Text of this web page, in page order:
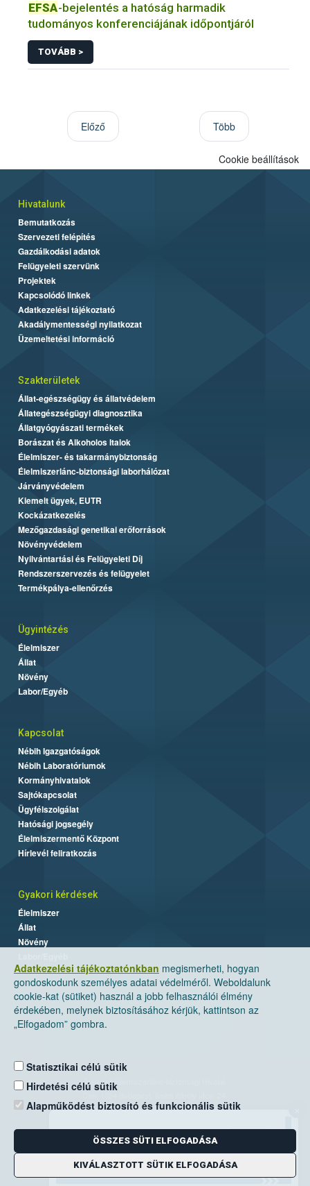
EFSA-bejelentés a hatóság harmadik
tudományos konferenciájának időpontjáról
TOVÁBB >
Előző Több
Adatkezelési tájékoztatónkban megismerheti, hogyan
gondoskodunk személyes adatai védelméről. Weboldalunk
cookie-kat (sütiket) használ a jobb felhasználói élmény
érdekében, melynek biztosításához kérjük, kattintson az
„Elfogadom” gombra.
Statisztikai célú sütik
Hirdetési célú sütik
Alapműködést biztosító és funkcionális sütik
ÖSSZES SÜTI ELFOGADÁSA
KIVÁLASZTOTT SÜTIK ELFOGADÁSA
Cookie beállítások
Hivatalunk
Bemutatkozás
Szervezeti felépítés
Gazdálkodási adatok
Felügyeleti szervünk
Projektek
Kapcsolódó linkek
Adatkezelési tájékoztató
Akadálymentességi nyilatkozat
Üzemeltetési információ
Szakterületek
Állat-egészségügy és állatvédelem
Állategészségügyi diagnosztika
Állatgyógyászati termékek
Borászat és Alkoholos Italok
Élelmiszer- és takarmánybiztonság
Élelmiszerlánc-biztonsági laborhálózat
Járványvédelem
Kiemelt ügyek, EUTR
Kockázatkezelés
Mezőgazdasági genetikai erőforrások
Növényvédelem
Nyilvántartási és Felügyeleti Díj
Rendszerszervezés és felügyelet
Termékpálya-ellenőrzés
Ügyintézés
Élelmiszer
Állat
Növény
Labor/Egyéb
Kapcsolat
Nébih Igazgatóságok
Nébih Laboratóriumok
Kormányhivatalok
Sajtókapcsolat
Ügyfélszolgálat
Hatósági jogsegély
Élelmiszermentő Központ
Hírlevél feliratkozás
Gyakori kérdések
Élelmiszer
Állat
Növény
Nemzeti Élelmiszerlánc-biztonsági Hivatal
Levelezési cím: 1525 Budapest. Pf. 30.
E-mail:ugyfelszolgalat@nebih.gov.hu
Zöld szám: 06-80/263-244
Telefon: 06-1/ 336-9000